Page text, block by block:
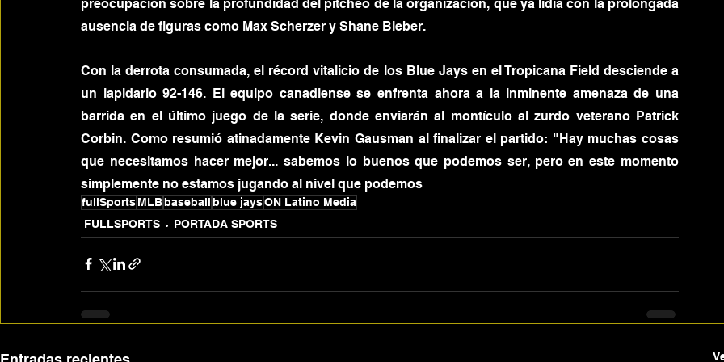
preocupación sobre la profundidad del pitcheo de la organización, que ya lidia con la prolongada
ausencia de figuras como Max Scherzer y Shane Bieber.
Con la derrota consumada, el récord vitalicio de los Blue Jays en el Tropicana Field desciende a
un lapidario 92-146. El equipo canadiense se enfrenta ahora a la inminente amenaza de una
barrida en el último juego de la serie, donde enviarán al montículo al zurdo veterano Patrick
Corbin. Como resumió atinadamente Kevin Gausman al finalizar el partido: "Hay muchas cosas
que necesitamos hacer mejor... sabemos lo buenos que podemos ser, pero en este momento
simplemente no estamos jugando al nivel que podemos
fullSportsMLBbaseballblue jaysON Latino Media
FULLSPORTS
PORTADA SPORTS